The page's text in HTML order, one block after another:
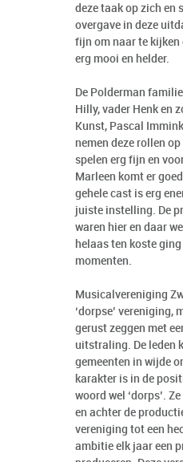
deze taak op zich en
overgave in deze
fijn om naar te kijken
erg mooi en helder.
De Polderman
Hilly, vader Henk en
Kunst, Pascal
nemen deze rollen
spelen erg fijn en
Marleen komt er
gehele cast is erg
juiste instelling. De
waren hier en daar
helaas ten koste
momenten.
Musicalvereniging
‘dorpse’ vereniging,
gerust zeggen met
uitstraling. De leden
gemeenten in wijde
karakter is in de
woord wel ‘dorps’.
en achter de
vereniging tot een
ambitie elk jaar een